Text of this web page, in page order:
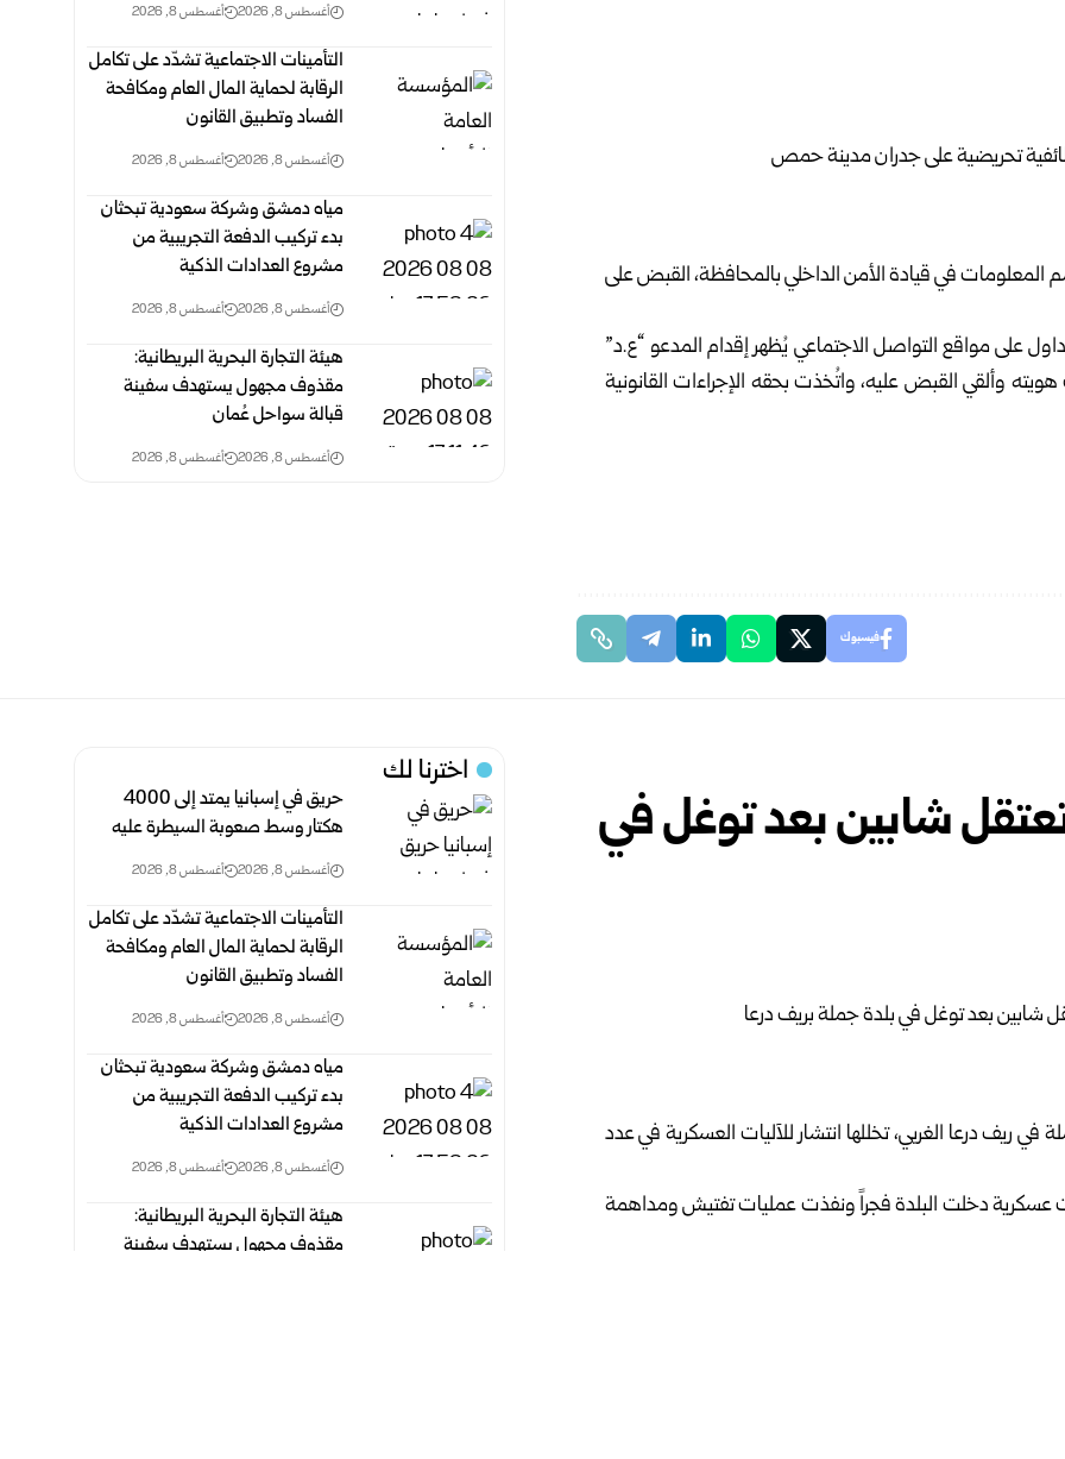
المعلومات في قيادة الأمن الداخلي بالمحافظة، القبض على
على مواقع التواصل الاجتماعي يُظهر إقدام المدعو “ع.د”
وألقي القبض عليه، واتُخذت بحقه الإجراءات القانونية
فيسبوك
أغسطس 8, 2026 أغسطس 8, 2026
التأمينات الاجتماعية تشدّد على تكامل
الرقابة لحماية المال العام ومكافحة
‏الفساد وتطبيق القانون
أغسطس 8, 2026 أغسطس 8, 2026
مياه دمشق وشركة سعودية تبحثان
بدء تركيب الدفعة التجريبية من
مشروع ‌‏العدادات الذكية ‏
أغسطس 8, 2026 أغسطس 8, 2026
هيئة التجارة البحرية البريطانية:
مقذوف مجهول يستهدف سفينة
قبالة سواحل عُمان
أغسطس 8, 2026 أغسطس 8, 2026
تعتقل شابين بعد توغل في
في ريفدرعا الغربي، تخللها انتشار للآليات العسكرية في عدد
عسكرية دخلت البلدة فجراً ونفذت عمليات تفتيش ومداهمة
اخترنا لك
حريق في إسبانيا يمتد إلى 4000
هكتار وسط صعوبة السيطرة عليه
أغسطس 8, 2026 أغسطس 8, 2026
التأمينات الاجتماعية تشدّد على تكامل
الرقابة لحماية المال العام ومكافحة
‏الفساد وتطبيق القانون
أغسطس 8, 2026 أغسطس 8, 2026
مياه دمشق وشركة سعودية تبحثان
بدء تركيب الدفعة التجريبية من
مشروع ‌‏العدادات الذكية ‏
أغسطس 8, 2026 أغسطس 8, 2026
هيئة التجارة البحرية البريطانية:
مقذوف مجهول يستهدف سفينة